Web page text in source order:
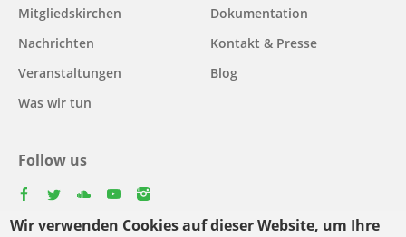
Wir verwenden Cookies auf dieser Website, um Ihre
navigation
Mitgliedskirchen
Nachrichten
Veranstaltungen
Was wir tun
Dokumentation
Kontakt & Presse
Blog
Follow us